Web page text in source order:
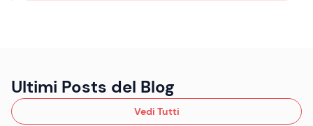
Ultimi Posts del Blog
Vedi Tutti